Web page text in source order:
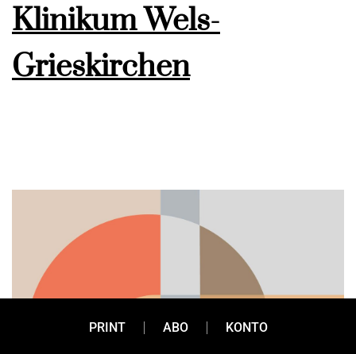
Klinikum Wels-
Grieskirchen
PRINT ABO KONTO